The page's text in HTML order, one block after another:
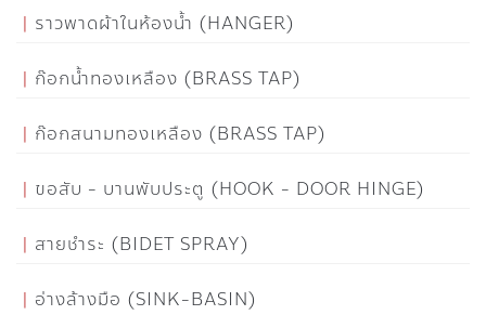
ราวพาดผ้าในห้องน้ำ (HANGER)
ก๊อกน้ำทองเหลือง (BRASS TAP)
ก๊อกสนามทองเหลือง (BRASS TAP)
ขอสับ - บานพับประตู (HOOK - DOOR HINGE)
สายชำระ (BIDET SPRAY)
อ่างล้างมือ (SINK-BASIN)